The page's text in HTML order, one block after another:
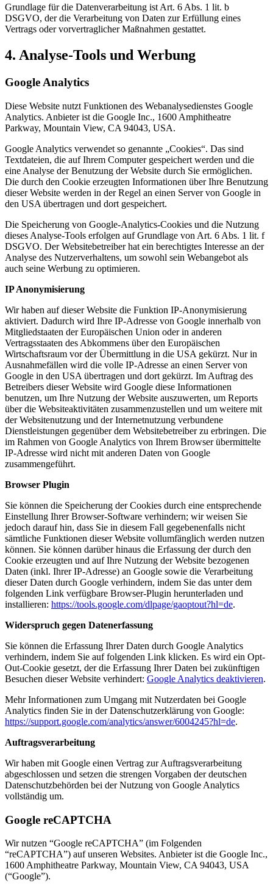
Grundlage für die Datenverarbeitung ist Art. 6 Abs. 1 lit. b
DSGVO, der die Verarbeitung von Daten zur Erfüllung eines
Vertrags oder vorvertraglicher Maßnahmen gestattet.
4. Analyse-Tools und Werbung
Google Analytics
Diese Website nutzt Funktionen des Webanalysedienstes Google
Analytics. Anbieter ist die Google Inc., 1600 Amphitheatre
Parkway, Mountain View, CA 94043, USA.
Google Analytics verwendet so genannte „Cookies“. Das sind
Textdateien, die auf Ihrem Computer gespeichert werden und die
eine Analyse der Benutzung der Website durch Sie ermöglichen.
Die durch den Cookie erzeugten Informationen über Ihre Benutzung
dieser Website werden in der Regel an einen Server von Google in
den USA übertragen und dort gespeichert.
Die Speicherung von Google-Analytics-Cookies und die Nutzung
dieses Analyse-Tools erfolgen auf Grundlage von Art. 6 Abs. 1 lit. f
DSGVO. Der Websitebetreiber hat ein berechtigtes Interesse an der
Analyse des Nutzerverhaltens, um sowohl sein Webangebot als
auch seine Werbung zu optimieren.
IP Anonymisierung
Wir haben auf dieser Website die Funktion IP-Anonymisierung
aktiviert. Dadurch wird Ihre IP-Adresse von Google innerhalb von
Mitgliedstaaten der Europäischen Union oder in anderen
Vertragsstaaten des Abkommens über den Europäischen
Wirtschaftsraum vor der Übermittlung in die USA gekürzt. Nur in
Ausnahmefällen wird die volle IP-Adresse an einen Server von
Google in den USA übertragen und dort gekürzt. Im Auftrag des
Betreibers dieser Website wird Google diese Informationen
benutzen, um Ihre Nutzung der Website auszuwerten, um Reports
über die Websiteaktivitäten zusammenzustellen und um weitere mit
der Websitenutzung und der Internetnutzung verbundene
Dienstleistungen gegenüber dem Websitebetreiber zu erbringen. Die
im Rahmen von Google Analytics von Ihrem Browser übermittelte
IP-Adresse wird nicht mit anderen Daten von Google
zusammengeführt.
Browser Plugin
Sie können die Speicherung der Cookies durch eine entsprechende
Einstellung Ihrer Browser-Software verhindern; wir weisen Sie
jedoch darauf hin, dass Sie in diesem Fall gegebenenfalls nicht
sämtliche Funktionen dieser Website vollumfänglich werden nutzen
können. Sie können darüber hinaus die Erfassung der durch den
Cookie erzeugten und auf Ihre Nutzung der Website bezogenen
Daten (inkl. Ihrer IP-Adresse) an Google sowie die Verarbeitung
dieser Daten durch Google verhindern, indem Sie das unter dem
folgenden Link verfügbare Browser-Plugin herunterladen und
installieren: https://tools.google.com/dlpage/gaoptout?hl=de.
Widerspruch gegen Datenerfassung
Sie können die Erfassung Ihrer Daten durch Google Analytics
verhindern, indem Sie auf folgenden Link klicken. Es wird ein Opt-
Out-Cookie gesetzt, der die Erfassung Ihrer Daten bei zukünftigen
Besuchen dieser Website verhindert: Google Analytics deaktivieren.
Mehr Informationen zum Umgang mit Nutzerdaten bei Google
Analytics finden Sie in der Datenschutzerklärung von Google:
https://support.google.com/analytics/answer/6004245?hl=de.
Auftragsverarbeitung
Wir haben mit Google einen Vertrag zur Auftragsverarbeitung
abgeschlossen und setzen die strengen Vorgaben der deutschen
Datenschutzbehörden bei der Nutzung von Google Analytics
vollständig um.
Google reCAPTCHA
Wir nutzen “Google reCAPTCHA” (im Folgenden
“reCAPTCHA”) auf unseren Websites. Anbieter ist die Google Inc.,
1600 Amphitheatre Parkway, Mountain View, CA 94043, USA
(“Google”).